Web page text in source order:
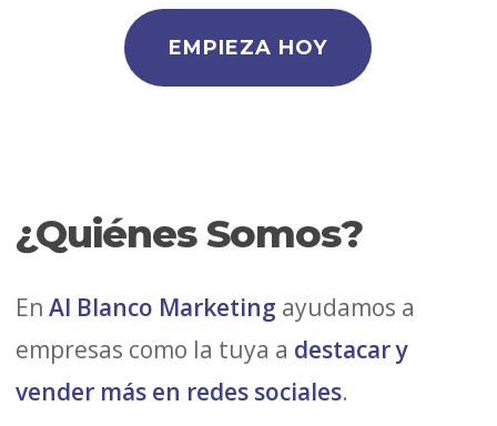
EMPIEZA HOY
¿Quiénes Somos?
En Al Blanco Marketing ayudamos a
empresas como la tuya a destacar y
vender más en redes sociales.